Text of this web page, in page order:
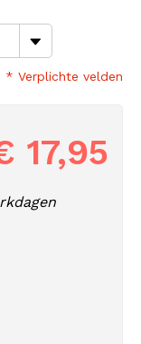
* Verplichte velden
17,95